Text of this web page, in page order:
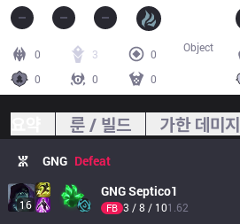
0 3
0
0
0 0
Object
룬 / 빌드 가한 데미지
GNG Defeat
16
GNGSeptico1
FB 3 / 8 / 101.62